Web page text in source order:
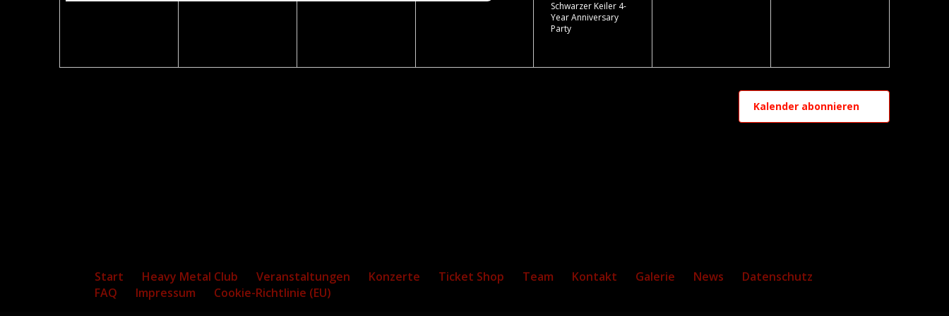
Schwarzer Keiler 4-
Year Anniversary
Party
Kalender abonnieren
Start Heavy Metal Club Veranstaltungen Konzerte Ticket Shop Team Kontakt Galerie News
Datenschutz
FAQ
Impressum Cookie-Richtlinie (EU)